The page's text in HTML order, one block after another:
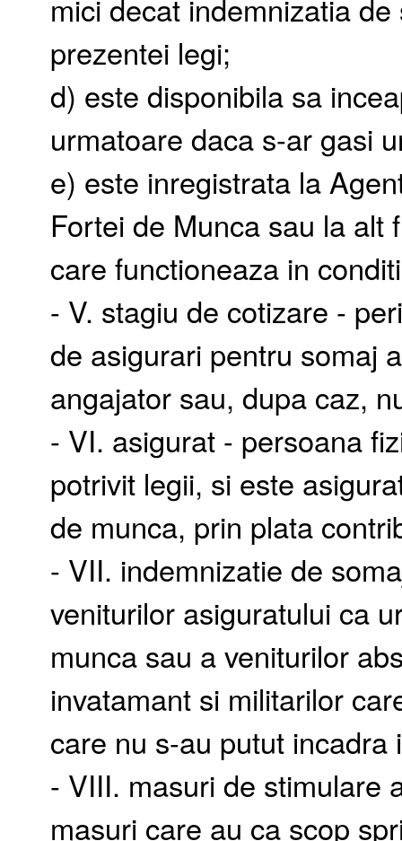
mici decat indemnizatia
prezentei legi;
d) este disponibila sa
urmatoare daca s-ar gasi
e) este inregistrata la
Fortei de Munca sau la alt
care functioneaza in
- V. stagiu de cotizare -
de asigurari pentru somaj
angajator sau, dupa caz,
- VI. asigurat - persoana
potrivit legii, si este
de munca, prin plata
- VII. indemnizatie de
veniturilor asiguratului ca
munca sau a veniturilor
invatamant si militarilor
care nu s-au putut incadra
- VIII. masuri de stimulare
masuri care au ca scop